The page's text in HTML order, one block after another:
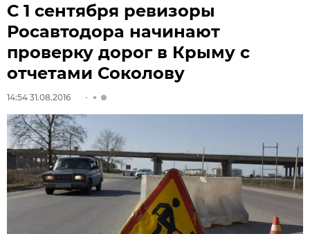
С 1 сентября ревизоры
Росавтодора начинают
проверку дорог в Крыму с
отчетами Соколову
14:54 31.08.2016